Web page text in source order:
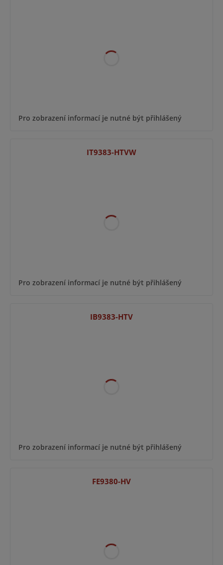
Pro zobrazení informací je nutné být přihlášený
IT9383-HTVW
Pro zobrazení informací je nutné být přihlášený
IB9383-HTV
Pro zobrazení informací je nutné být přihlášený
FE9380-HV